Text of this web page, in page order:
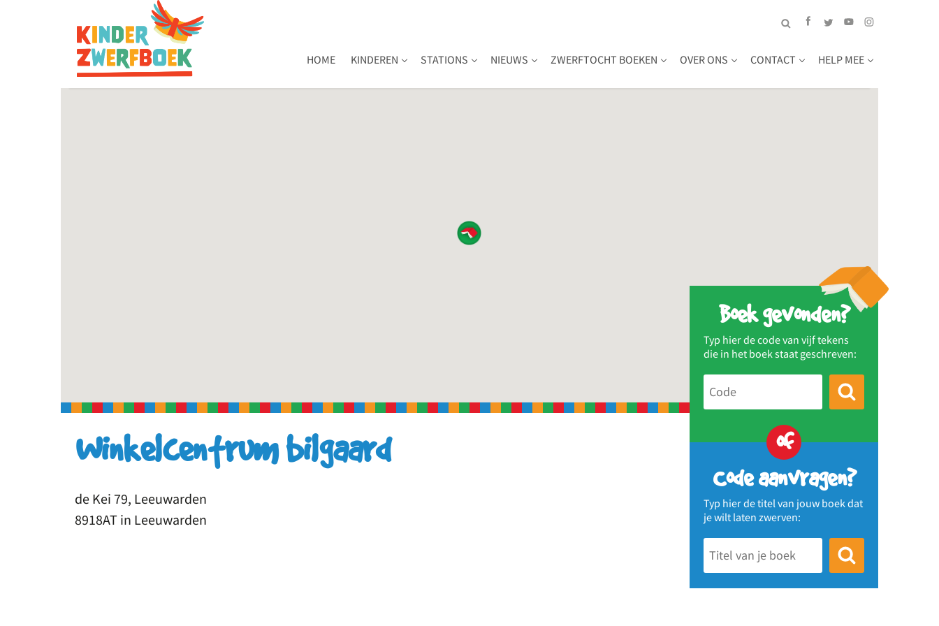
HOME KINDEREN STATIONS NIEUWS ZWERFTOCHT BOEKEN OVER ONS CONTACT HELP MEE
Boek gevonden?
Typ hier de code van vijf tekens
die in het boek staat geschreven:
of
Code aanvragen?
Typ hier de titel van jouw boek dat
je wilt laten zwerven:
Winkelcentrum bilgaard
de Kei 79, Leeuwarden
8918AT in Leeuwarden